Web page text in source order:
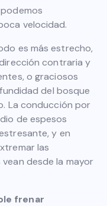
velocidad.
es más estrecho,
contraria y
o graciosos
del bosque
La conducción por
de espesos
y en
las
desde la mayor
frenar